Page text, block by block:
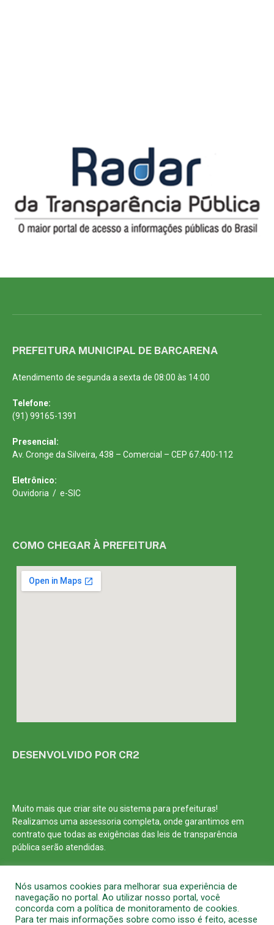
PREFEITURA MUNICIPAL DE BARCARENA
Atendimento de segunda a sexta de 08:00 às 14:00
Telefone:
(91) 99165-1391
Presencial:
Av. Cronge da Silveira, 438 – Comercial – CEP 67.400-112
Eletrônico:
Ouvidoria / e-SIC
COMO CHEGAR À PREFEITURA
DESENVOLVIDO POR CR2
Muito mais que criar site ou sistema para prefeituras!
Realizamos umaassessoriacompleta, onde garantimos em
contrato que todas as exigências das leis de transparência
públicaserão atendidas.
Nós usamos cookies para melhorar sua experiência de
navegação no portal. Ao utilizar nosso portal, você
concorda com a política de monitoramento de cookies.
Para ter mais informações sobre como isso é feito, acesse